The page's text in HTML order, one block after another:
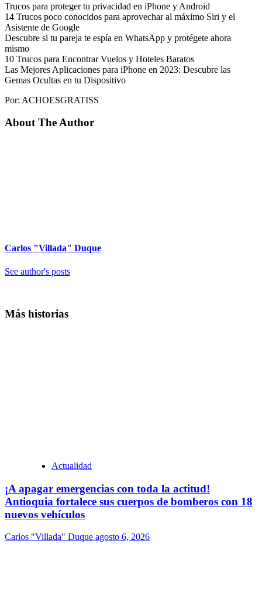
Trucos para proteger tu privacidad en iPhone y Android
14 Trucos poco conocidos para aprovechar al máximo Siri y el
Asistente de Google
Descubre si tu pareja te espía en WhatsApp y protégete ahora
mismo
10 Trucos para Encontrar Vuelos y Hoteles Baratos
Las Mejores Aplicaciones para iPhone en 2023: Descubre las
Gemas Ocultas en tu Dispositivo
Por: ACHOESGRATISS
About The Author
Carlos "Villada" Duque
See author's posts
Más historias
Actualidad
¡A apagar emergencias con toda la actitud!
Antioquia fortalece sus cuerpos de bomberos con 18
nuevos vehículos
Carlos "Villada" Duque agosto 6, 2026